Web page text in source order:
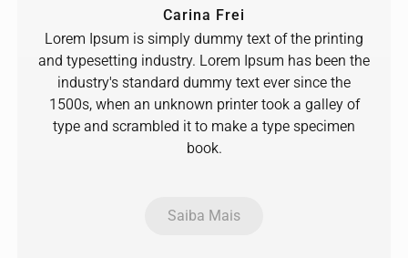
Carina Frei
Lorem Ipsum is simply dummy text of the printing
and typesetting industry. Lorem Ipsum has been the
industry's standard dummy text ever since the
1500s, when an unknown printer took a galley of
type and scrambled it to make a type specimen
book.
Saiba Mais